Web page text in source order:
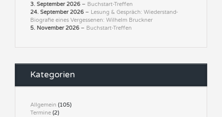
3. September 2026 – Buchstart-Treffen
24. September 2026 – Lesung & Gespräch: Wiederstand-
Biografie eines Vergessenen: Wilhelm Bruckner
5. November 2026 – Buchstart-Treffen
Kategorien
Allgemein (105)
Termine (2)